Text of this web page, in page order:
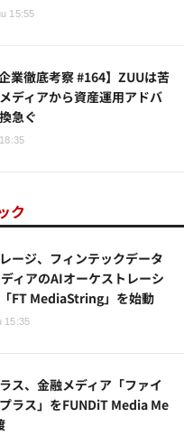
15:55
企業徹底考察 #164】ZUUは苦
ディアから資産運用アドバ
急ぐ
ク
ージ、フィンテックデータ
ィアのAIオーケストレーシ
FT MediaString」を始動
15:35
ス、金融メディア「ファイ
ラス」をFUNDiT Media Me